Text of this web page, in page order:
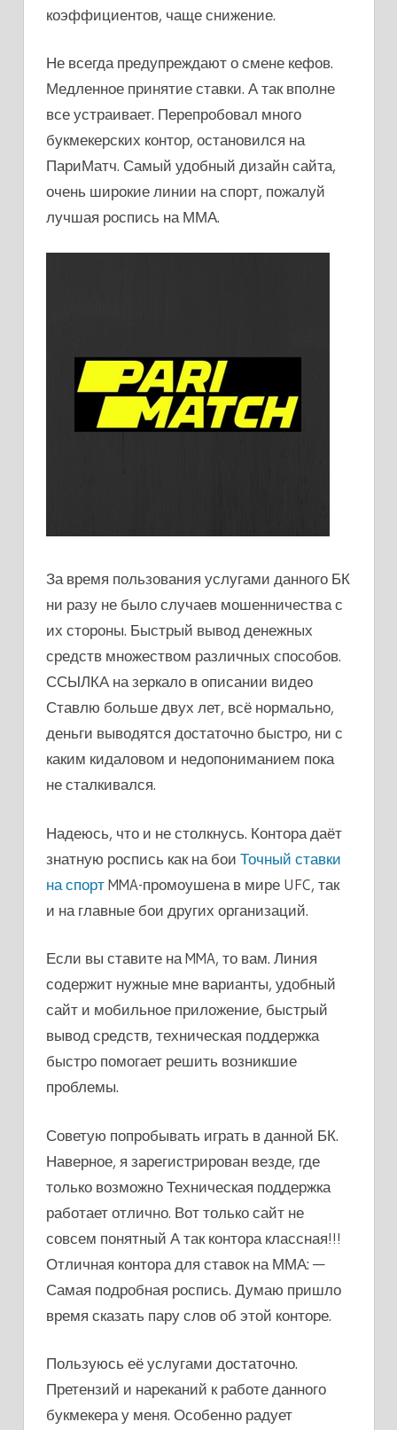
коэффициентов, чаще снижение.
Не всегда предупреждают о смене кефов.
Медленное принятие ставки. А так вполне
все устраивает. Перепробовал много
букмекерских контор, остановился на
ПариМатч. Самый удобный дизайн сайта,
очень широкие линии на спорт, пожалуй
лучшая роспись на ММА.
За время пользования услугами данного БК
ни разу не было случаев мошенничества с
их стороны. Быстрый вывод денежных
средств множеством различных способов.
ССЫЛКА на зеркало в описании видео
Ставлю больше двух лет, всё нормально,
деньги выводятся достаточно быстро, ни с
каким кидаловом и недопониманием пока
не сталкивался.
Надеюсь, что и не столкнусь. Контора даёт
знатную роспись как на бои Точный ставки
на спортMMA-промоушена в мире UFC, так
и на главные бои других организаций.
Если вы ставите на MMA, то вам. Линия
содержит нужные мне варианты, удобный
сайт и мобильное приложение, быстрый
вывод средств, техническая поддержка
быстро помогает решить возникшие
проблемы.
Советую попробывать играть в данной БК.
Наверное, я зарегистрирован везде, где
только возможно Техническая поддержка
работает отлично. Вот только сайт не
совсем понятный А так контора классная!!!
Отличная контора для ставок на ММА: —
Самая подробная роспись. Думаю пришло
время сказать пару слов об этой конторе.
Пользуюсь её услугами достаточно.
Претензий и нареканий к работе данного
букмекера у меня. Особенно радует